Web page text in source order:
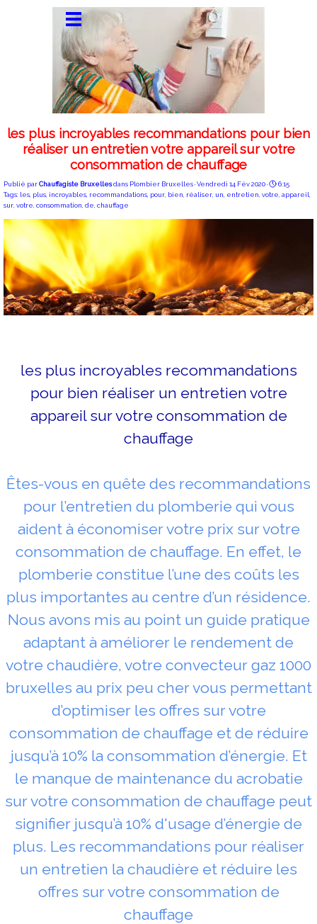
les plus incroyables recommandations pour bien
réaliser un entretien votre appareil sur votre
consommation de chauffage
Publié parChauffagiste Bruxellesdans Plombier Bruxelles· Vendredi 14 Fév 2020 ·
6:15
Tags: les plus incroyables recommandations pour bien réaliser un entretien votre appareil
sur votre consommation de chauffage
les plus incroyables recommandations
pour bien réaliser un entretien votre
appareil sur votre consommation de
chauffage
Êtes-vous en quête des recommandations
pour l’entretien du plomberie qui vous
aident à économiser votre prix sur votre
consommation de chauffage. En effet, le
plomberie constitue l’une des coûts les
plus importantes au centre d’un résidence.
Nous avons mis au point un guide pratique
adaptant à améliorer le rendement de
votre chaudière, votre convecteur gaz 1000
bruxelles au prix peu cher vous permettant
d’optimiser les offres sur votre
consommation de chauffage et de réduire
jusqu’à 10% la consommation d’énergie. Et
le manque de maintenance du acrobatie
sur votre consommation de chauffage peut
signifier jusqu’à 10% d'usage d’énergie de
plus. Les recommandations pour réaliser
un entretien la chaudière et réduire les
offres sur votre consommation de
chauffage